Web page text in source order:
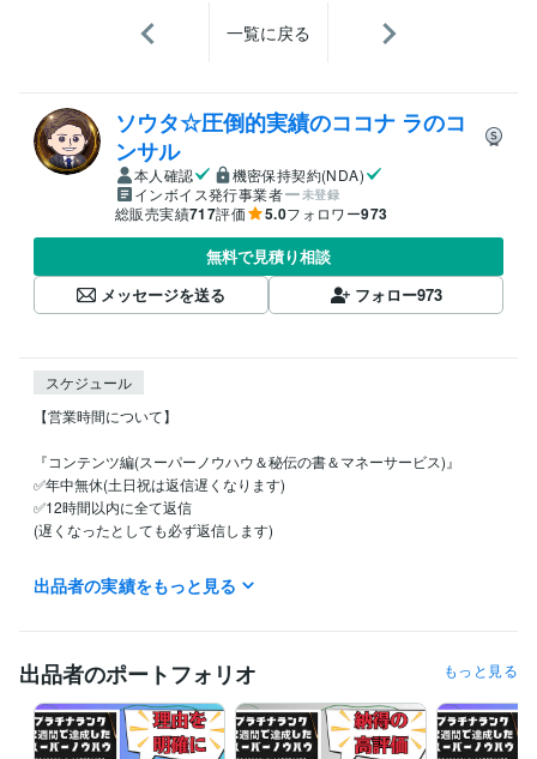
一覧に戻る
ソウタ☆圧倒的実績のココナ ラのコ
ンサル
本人確認
機密保持契約(NDA)
インボイス発行事業者
未登録
総販売実績717評価 5.0フォロワー973
無料で見積り相談
メッセージを送る
フォロー973
スケジュール
【営業時間について】
『コンテンツ編(スーパーノウハウ＆秘伝の書＆マネーサービス)』
✅年中無休(土日祝は返信遅くなります)
✅12時間以内に全て返信
(遅くなったとしても必ず返信します)
※活動時間は主に9:00～20:00
(20:00以降のお問い合わせに関しては翌朝の返答となります)
✅基本的に作業は平日のみ(土日祝は返信遅くなります)
✅12時間以内に全て返信
(遅くなったとしても必ず返信します)
※活動時間は主に9:00～20:00
出品者の実績をもっと見る
出品者のポートフォリオ もっと見る